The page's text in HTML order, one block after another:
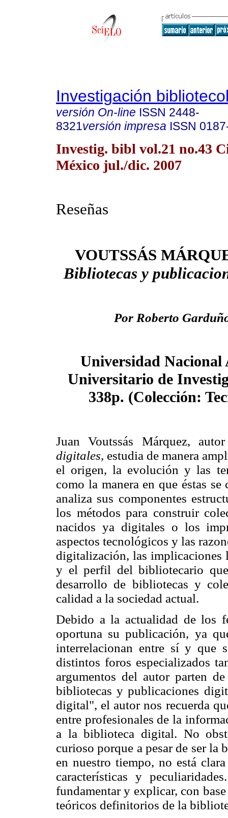
Investigación
versión On-line ISSN 2448-
8321versión impresa ISSN
Investig. bibl vol.21 no.43
México jul./dic. 2007
Reseñas
VOUTSSÁS
Bibliotecas y
Por Roberto
Universidad Nacional
Universitario de
338p. (Colección:
Juan Voutssás Márquez,
digitales, estudia de manera
el origen, la evolución y las
como la manera en que éstas
analiza sus componentes
los métodos para construir
nacidos ya digitales o los
aspectos tecnológicos y las
digitalización, las implicaciones
y el perfil del bibliotecario
desarrollo de bibliotecas y
calidad a la sociedad actual.
Debido a la actualidad de los
oportuna su publicación, ya
interrelacionan entre sí y que
distintos foros especializados
argumentos del autor parten
bibliotecas y publicaciones
digital", el autor nos recuerda
entre profesionales de la
a la biblioteca digital. No
curioso porque a pesar de ser
en nuestro tiempo, no está
características y
fundamentar y explicar, con
teóricos definitorios de la